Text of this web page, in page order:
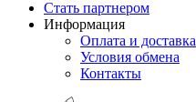
Стать партнером
Информация
Оплата и доставка
Условия обмена
Контакты